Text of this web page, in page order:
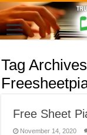
Tag
Free Sheet
November 14, 2020